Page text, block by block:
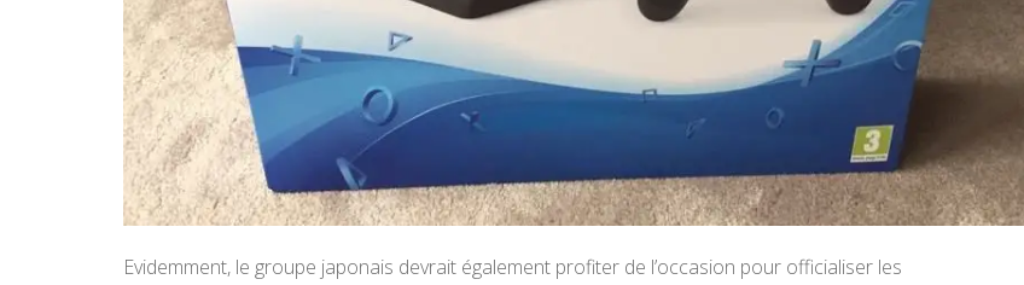
Evidemment, le groupe japonais devrait également profiter de l’occasion pour officialiser les